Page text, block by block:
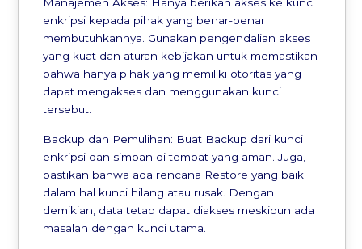
enkripsi kepada pihak yang benar-benar
membutuhkannya. Gunakan pengendalian akses
yang kuat dan aturan kebijakan untuk memastikan
bahwa hanya pihak yang memiliki otoritas yang
dapat mengakses dan menggunakan kunci
tersebut.
Backup dan Pemulihan: Buat Backup dari kunci
enkripsi dan simpan di tempat yang aman. Juga,
pastikan bahwa ada rencana Restore yang baik
dalam hal kunci hilang atau rusak. Dengan
demikian, data tetap dapat diakses meskipun ada
masalah dengan kunci utama.